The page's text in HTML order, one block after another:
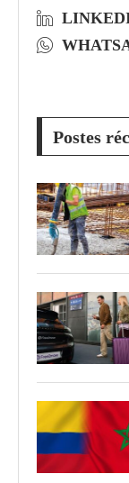
Postes